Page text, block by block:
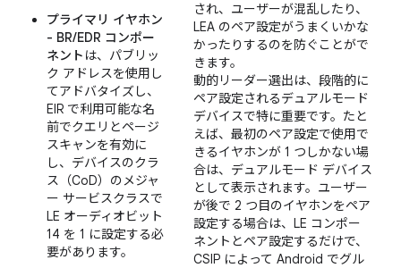
プライマリ イヤホン
- BR/EDR コンポー
ネント は、パブリッ
ク アドレスを使用し
てアドバタイズし、
EIR で利用可能な名
前でクエリとページ
スキャンを有効に
し、デバイスのクラ
ス（CoD）のメジャ
ー サービスクラスで
LE オーディオビット
14 を 1 に設定する必
要があります。
され、ユーザーが混乱したり、
LEA のペア設定がうまくいかな
かったりするのを防ぐことがで
きます。
動的リーダー選出は、段階的に
ペア設定されるデュアルモード
デバイスで特に重要です。たと
えば、最初のペア設定で使用で
きるイヤホンが 1 つしかない場
合は、デュアルモード デバイス
として表示されます。ユーザー
が後で 2 つ目のイヤホンをペア
設定する場合は、LE コンポー
ネントとペア設定するだけで、
CSIP によって Android でグル